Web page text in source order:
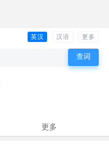
英汉 汉语 更多
更多